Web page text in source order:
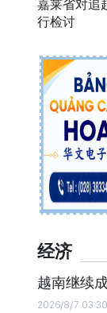
嘉莱省对追
行检讨
经济
越南继续
2026/8/7